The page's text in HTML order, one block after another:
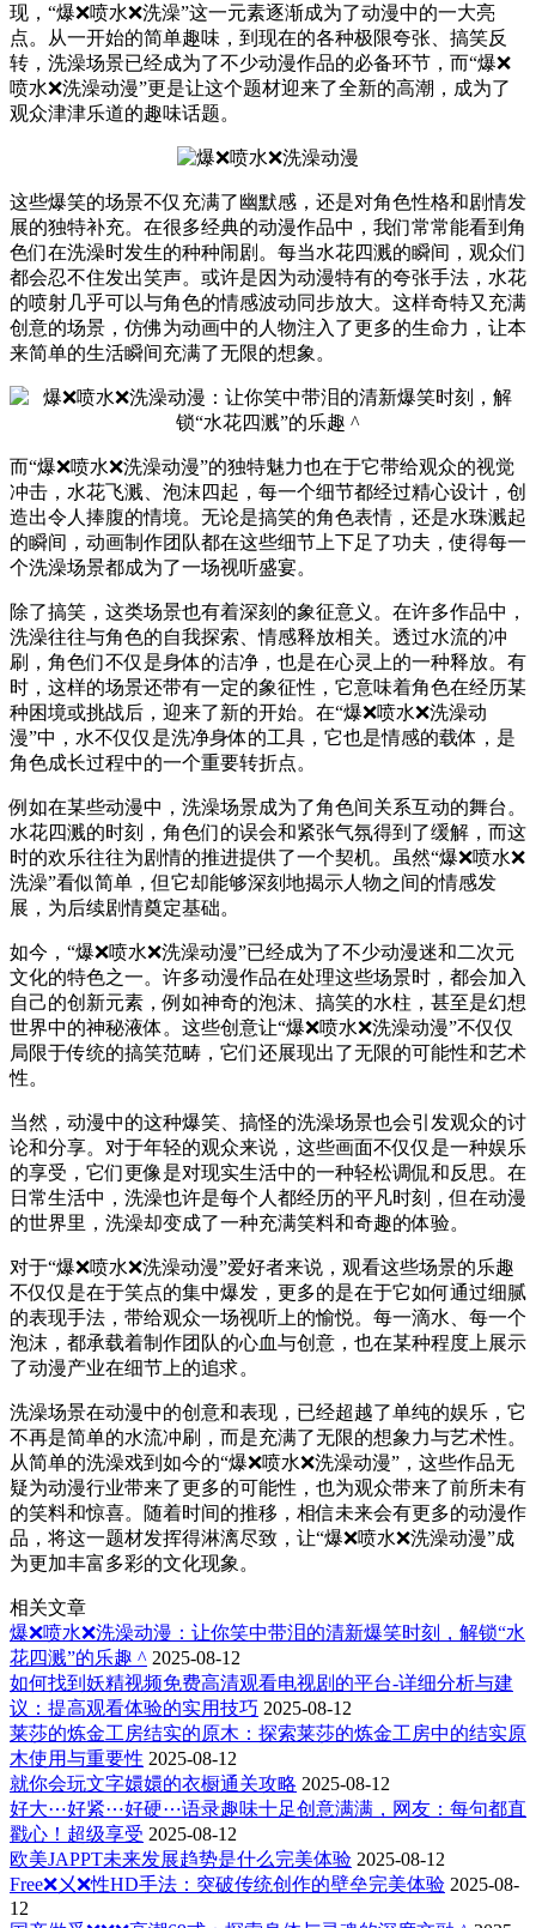
现，“爆❌喷水❌洗澡”这一元素逐渐成为了动漫中的一大亮
点。从一开始的简单趣味，到现在的各种极限夸张、搞笑反
转，洗澡场景已经成为了不少动漫作品的必备环节，而“爆❌
喷水❌洗澡动漫”更是让这个题材迎来了全新的高潮，成为了
观众津津乐道的趣味话题。
这些爆笑的场景不仅充满了幽默感，还是对角色性格和剧情发
展的独特补充。在很多经典的动漫作品中，我们常常能看到角
色们在洗澡时发生的种种闹剧。每当水花四溅的瞬间，观众们
都会忍不住发出笑声。或许是因为动漫特有的夸张手法，水花
的喷射几乎可以与角色的情感波动同步放大。这样奇特又充满
创意的场景，仿佛为动画中的人物注入了更多的生命力，让本
来简单的生活瞬间充满了无限的想象。
而“爆❌喷水❌洗澡动漫”的独特魅力也在于它带给观众的视觉
冲击，水花飞溅、泡沫四起，每一个细节都经过精心设计，创
造出令人捧腹的情境。无论是搞笑的角色表情，还是水珠溅起
的瞬间，动画制作团队都在这些细节上下足了功夫，使得每一
个洗澡场景都成为了一场视听盛宴。
除了搞笑，这类场景也有着深刻的象征意义。在许多作品中，
洗澡往往与角色的自我探索、情感释放相关。透过水流的冲
刷，角色们不仅是身体的洁净，也是在心灵上的一种释放。有
时，这样的场景还带有一定的象征性，它意味着角色在经历某
种困境或挑战后，迎来了新的开始。在“爆❌喷水❌洗澡动
漫”中，水不仅仅是洗净身体的工具，它也是情感的载体，是
角色成长过程中的一个重要转折点。
例如在某些动漫中，洗澡场景成为了角色间关系互动的舞台。
水花四溅的时刻，角色们的误会和紧张气氛得到了缓解，而这
时的欢乐往往为剧情的推进提供了一个契机。虽然“爆❌喷水❌
洗澡”看似简单，但它却能够深刻地揭示人物之间的情感发
展，为后续剧情奠定基础。
如今，“爆❌喷水❌洗澡动漫”已经成为了不少动漫迷和二次元
文化的特色之一。许多动漫作品在处理这些场景时，都会加入
自己的创新元素，例如神奇的泡沫、搞笑的水柱，甚至是幻想
世界中的神秘液体。这些创意让“爆❌喷水❌洗澡动漫”不仅仅
局限于传统的搞笑范畴，它们还展现出了无限的可能性和艺术
性。
当然，动漫中的这种爆笑、搞怪的洗澡场景也会引发观众的讨
论和分享。对于年轻的观众来说，这些画面不仅仅是一种娱乐
的享受，它们更像是对现实生活中的一种轻松调侃和反思。在
日常生活中，洗澡也许是每个人都经历的平凡时刻，但在动漫
的世界里，洗澡却变成了一种充满笑料和奇趣的体验。
对于“爆❌喷水❌洗澡动漫”爱好者来说，观看这些场景的乐趣
不仅仅是在于笑点的集中爆发，更多的是在于它如何通过细腻
的表现手法，带给观众一场视听上的愉悦。每一滴水、每一个
泡沫，都承载着制作团队的心血与创意，也在某种程度上展示
了动漫产业在细节上的追求。
洗澡场景在动漫中的创意和表现，已经超越了单纯的娱乐，它
不再是简单的水流冲刷，而是充满了无限的想象力与艺术性。
从简单的洗澡戏到如今的“爆❌喷水❌洗澡动漫”，这些作品无
疑为动漫行业带来了更多的可能性，也为观众带来了前所未有
的笑料和惊喜。随着时间的推移，相信未来会有更多的动漫作
品，将这一题材发挥得淋漓尽致，让“爆❌喷水❌洗澡动漫”成
为更加丰富多彩的文化现象。
相关文章
爆❌喷水❌洗澡动漫：让你笑中带泪的清新爆笑时刻，解锁“水
花四溅”的乐趣 ^ 2025-08-12
如何找到妖精视频免费高清观看电视剧的平台-详细分析与建
议：提高观看体验的实用技巧 2025-08-12
莱莎的炼金工房结实的原木：探索莱莎的炼金工房中的结实原
木使用与重要性 2025-08-12
就你会玩文字嬛嬛的衣橱通关攻略 2025-08-12
好大⋯好紧⋯好硬⋯语录趣味十足创意满满，网友：每句都直
戳心！超级享受 2025-08-12
欧美JAPPT未来发展趋势是什么完美体验 2025-08-12
Free❌㐅❌性HD手法：突破传统创作的壁垒完美体验 2025-08-
12